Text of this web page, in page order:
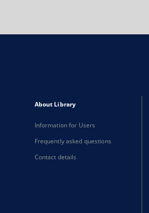
About Library
Information for Users
Frequently asked questions
Contact details